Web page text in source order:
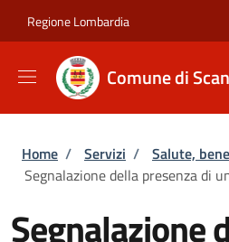
Regione Lombardia
Comune di
Briciole di pane
Home / Servizi / Salute,
Segnalazione della presenza di
Segnalazione